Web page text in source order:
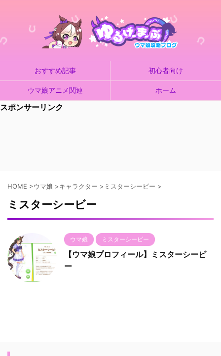
おすすめ記事 初心者向け
ウマ娘アニメ関連 ホーム
スポンサーリンク
HOME >ウマ娘 >キャラクター > ミスターシービー >
ミスターシービー
ウマ娘 ミスターシービー
【ウマ娘プロフィール】ミスターシービ
ー